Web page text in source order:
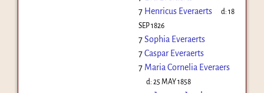
7 Henricus Everaerts d:18
SEP 1826
7Sophia Everaerts
7Caspar Everaerts
7 Maria Cornelia Everaers
d:25 MAY 1858